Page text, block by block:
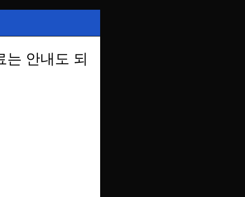
는 안내도 되